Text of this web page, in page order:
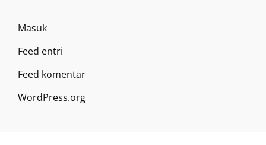
Masuk
Feed entri
Feed komentar
WordPress.org